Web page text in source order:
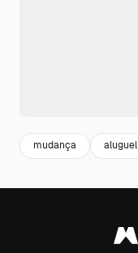
mudança aluguel